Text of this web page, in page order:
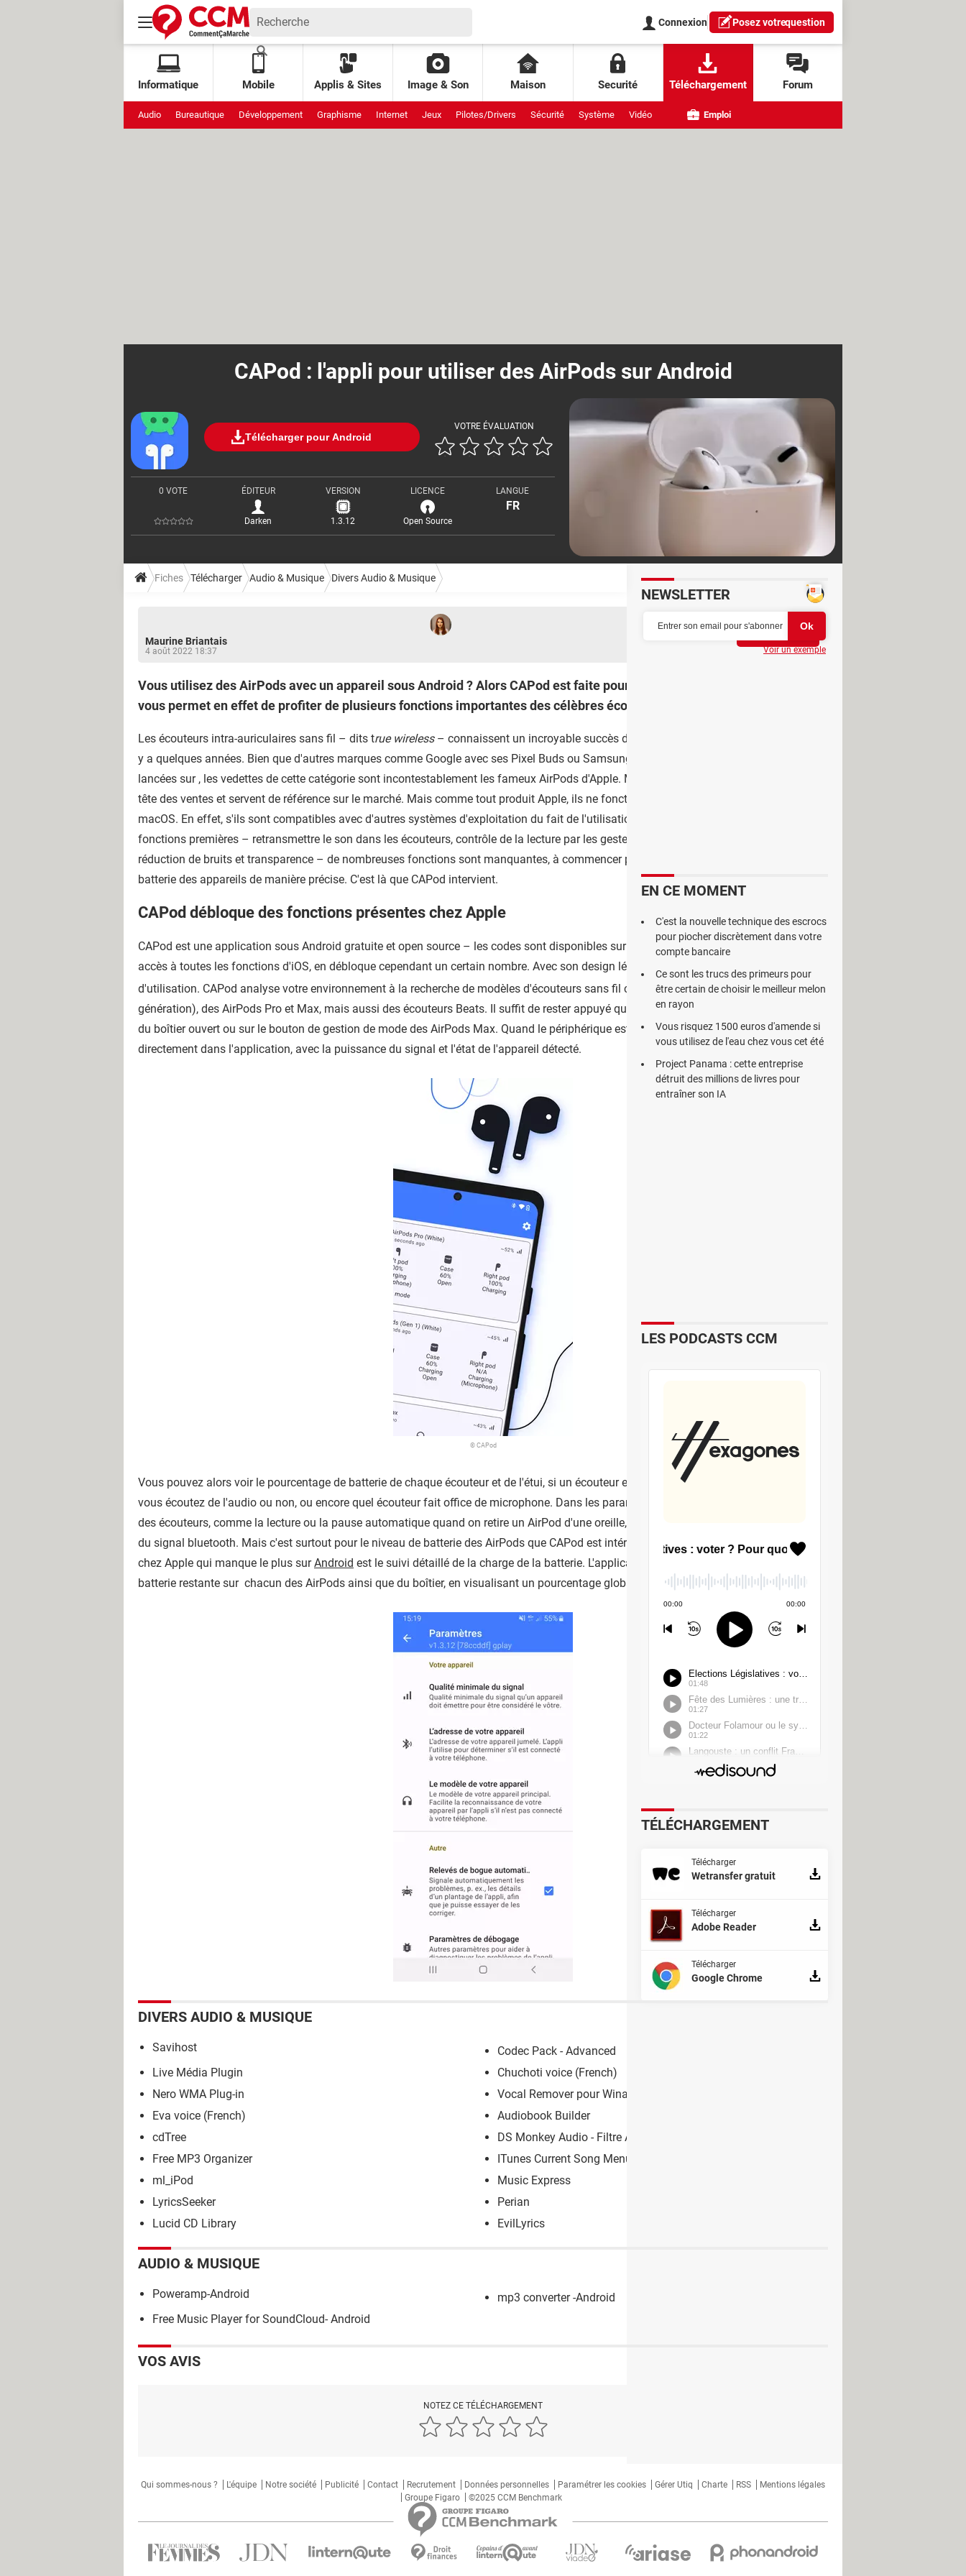
Connexion Posez votrequestion
Informatique Mobile Applis & Sites Image & Son Maison Securité Téléchargement Forum
Audio Bureautique Développement Graphisme Internet Jeux Pilotes/Drivers Sécurité Système Vidéo Emploi
CAPod : l'appli pour utiliser des AirPods sur Android
Télécharger pour Android
VOTRE ÉVALUATION
0 VOTE ÉDITEUR
Darken
VERSION
1.3.12
LICENCE
Open Source
LANGUE
FR
Fiches Télécharger Audio & Musique Divers Audio & Musique
Maurine Briantais
4 août 2022 18:37
Vous utilisez des AirPods avec un appareil sous Android ? Alors CAPod est faite pour vous ! Cette application gratuite
vous permet en effet de profiter de plusieurs fonctions importantes des célèbres écouteurs d'Apple.
Les écouteurs intra-auriculaires sans fil – dits true wireless– connaissent un incroyable succès depuis leur introduction sur le marché, il
y a quelques années. Bien que d'autres marques comme Google avec ses Pixel Buds ou Samsung avec ses
lancées sur , les vedettes de cette catégorie sont incontestablement les fameux AirPods d'Apple. Malgré leur prix élevé, ils demeurent en
tête des ventes et servent de référence sur le marché. Mais comme tout produit Apple, ils ne fonctionnent pleinement que sur iOS et
macOS. En effet, s'ils sont compatibles avec d'autres systèmes d'exploitation du fait de l'utilisation du Bluetooth et accomplissent leurs
fonctions premières – retransmettre le son dans les écouteurs, contrôle de la lecture par les gestes tactiles et présence des modes
réduction de bruits et transparence – de nombreuses fonctions sont manquantes, à commencer par l'impossibilité d'obtenir le niveau de
batterie des appareils de manière précise. C'est là que CAPod intervient.
CAPod débloque des fonctions présentes chez Apple
CAPod est une application sous Android gratuite et open source – les codes sont disponibles sur GitHub
– qui, si elle ne donne pas
accès à toutes les fonctions d'iOS, en débloque cependant un certain nombre. Avec son design léger et épuré, elle est très simple
d'utilisation. CAPod analyse votre environnement à la recherche de modèles d'écouteurs sans fil compatibles – desAirPods (1e, 2eet 3e
génération), des AirPods Pro et Max, mais aussi des écouteurs Beats. Il suffit de rester appuyé quelques secondes sur le bouton au dos
du boîtier ouvert ou sur le bouton de gestion de mode des AirPods Max. Quand le périphérique est connecté, vous le retrouvez
directement dans l'application, avec la puissance du signal et l'état de l'appareil détecté.
© CAPod
Vous pouvez alors voir le pourcentage de batterie de chaque écouteur et de l'étui, si un écouteur est dans votre oreille ou dans l'étui, si
vous écoutez de l'audio ou non, ou encore quel écouteur fait office de microphone. Dans les paramètres, vous pouvez activer la réaction
des écouteurs, comme la lecture ou la pause automatique quand on retire un AirPod d'une oreille, mais aussi de contrôler la puissance
du signal bluetooth. Mais c'est surtout pour le niveau de batterie des AirPods que CAPod est intéressant. En effet, la fonction présente
chez Apple qui manque le plus surAndroid est le suivi détaillé de la charge de la batterie. L'application propose de garder un œil sur la
batterie restante sur chacun des AirPods ainsi que du boîtier, en visualisant un pourcentage global de charge.
DIVERS AUDIO & MUSIQUE
Savihost
Codec Pack - Advanced
Live Média Plugin
Chuchoti voice (French)
Nero WMA Plug-in
Vocal Remover pour Winamp
Eva voice (French)
Audiobook Builder
cdTree
DS Monkey Audio - Filtre APE
Free MP3 Organizer
ITunes Current Song Menu
ml_iPod
Music Express
LyricsSeeker
Perian
Lucid CD Library
EvilLyrics
AUDIO & MUSIQUE
Poweramp-Android
mp3 converter -Android
Free Music Player for SoundCloud- Android
VOS AVIS
NOTEZ CE TÉLÉCHARGEMENT
NEWSLETTER
Voir un exemple
EN CE MOMENT
C'est la nouvelle technique des escrocs
pour piocher discrètement dans votre
compte bancaire
Ce sont les trucs des primeurs pour
être certain de choisir le meilleur melon
en rayon
Vous risquez 1500 euros d'amende si
vous utilisez de l'eau chez vous cet été
Project Panama : cette entreprise
détruit des millions de livres pour
entraîner son IA
LES PODCASTS CCM
TÉLÉCHARGEMENT
Télécharger
Wetransfer gratuit
Télécharger
Adobe Reader
Télécharger
Google Chrome
Qui sommes-nous ? L'équipe Notre société Publicité Contact Recrutement Données personnelles Paramétrer les cookies Gérer Utiq Charte RSS
Mentions légales
Groupe Figaro
©2025 CCM Benchmark